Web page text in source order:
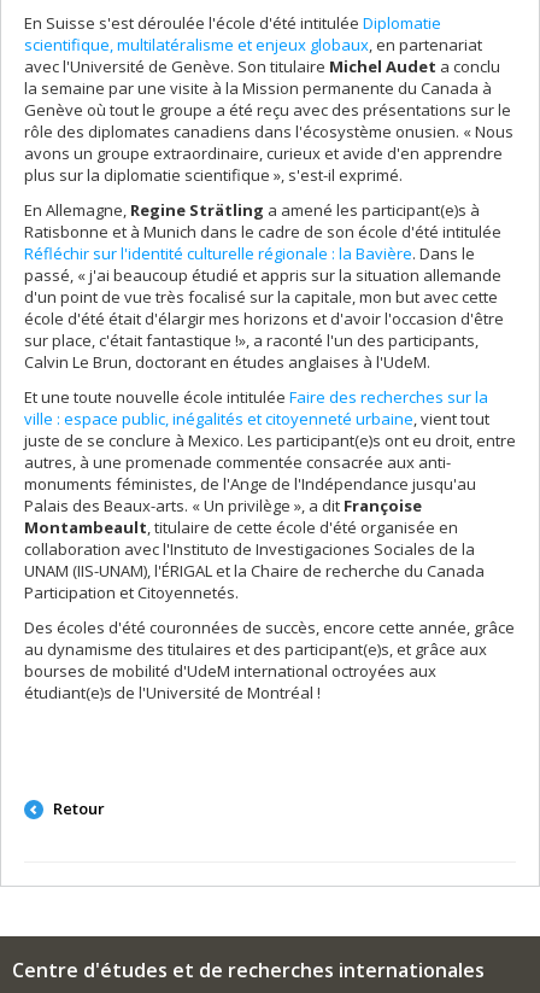
En Suisse s'est déroulée l'école d'été intitulée Diplomatie
scientifique, multilatéralisme et enjeux globaux, en partenariat
avec l'Université de Genève. Son titulaire Michel Audet a conclu
la semaine par une visite à la Mission permanente du Canada à
Genève où tout le groupe a été reçu avec des présentations sur le
rôle des diplomates canadiens dans l'écosystème onusien. « Nous
avons un groupe extraordinaire, curieux et avide d'en apprendre
plus sur la diplomatie scientifique », s'est-il exprimé.
En Allemagne, Regine Strätling a amené les participant(e)s à
Ratisbonne et à Munich dans le cadre de son école d'été intitulée
Réfléchir sur l'identité culturelle régionale : la Bavière. Dans le
passé, « j'ai beaucoup étudié et appris sur la situation allemande
d'un point de vue très focalisé sur la capitale, mon but avec cette
école d'été était d'élargir mes horizons et d'avoir l'occasion d'être
sur place, c'était fantastique !», a raconté l'un des participants,
Calvin Le Brun, doctorant en études anglaises à l'UdeM.
Et une toute nouvelle école intitulée Faire des recherches sur la
ville : espace public, inégalités et citoyenneté urbaine, vient tout
juste de se conclure à Mexico. Les participant(e)s ont eu droit, entre
autres, à une promenade commentée consacrée aux anti-
monuments féministes, de l'Ange de l'Indépendance jusqu'au
Palais des Beaux-arts. « Un privilège », a dit Françoise
Montambeault, titulaire de cette école d'été organisée en
collaboration avec l'Instituto de Investigaciones Sociales de la
UNAM (IIS-UNAM), l'ÉRIGAL et la Chaire de recherche du Canada
Participation et Citoyennetés.
Des écoles d'été couronnées de succès, encore cette année, grâce
au dynamisme des titulaires et des participant(e)s, et grâce aux
bourses de mobilité d'UdeM international octroyées aux
étudiant(e)s de l'Université de Montréal !
Retour
Centre d'études et de recherches internationales